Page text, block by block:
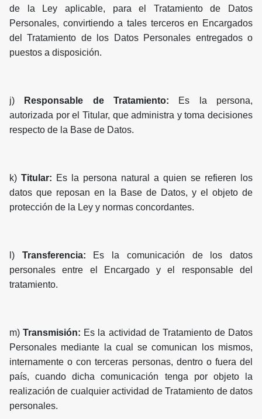
de la Ley aplicable, para el Tratamiento de Datos
Personales, convirtiendo a tales terceros en Encargados
del Tratamiento de los Datos Personales entregados o
puestos a disposición.
j) Responsable de Tratamiento: Es la persona,
autorizada por el Titular, que administra y toma decisiones
respecto de la Base de Datos.
k) Titular: Es la persona natural a quien se refieren los
datos que reposan en la Base de Datos, y el objeto de
protección de la Ley y normas concordantes.
l) Transferencia: Es la comunicación de los datos
personales entre el Encargado y el responsable del
tratamiento.
m)Transmisión: Es la actividad de Tratamiento de Datos
Personales mediante la cual se comunican los mismos,
internamente o con terceras personas, dentro o fuera del
país, cuando dicha comunicación tenga por objeto la
realización de cualquier actividad de Tratamiento de datos
personales.